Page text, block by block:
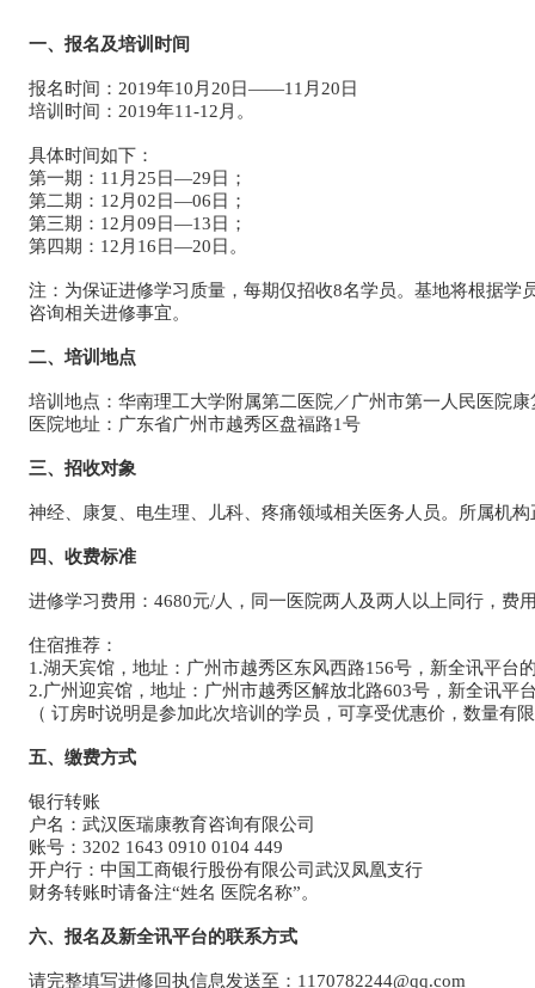
一、报名及培训时间
报名时间： 2019年10月20日——11月20日
培训时间： 2019年11-12月。
具体时间如下：
第一期： 11月25日—29日；
第二期： 12月02日—06日；
第三期： 12月09日—13日；
第四期： 12月16日—20日。
注： 为保证进修学习质量，每期仅招收8名学员。 基地将根据学
咨询相关进修事宜。
二、培训地点
培训地点： 华南理工大学附属第二医院／广州市第一人民医院康
医院地址： 广东省广州市越秀区盘福路1号
三、招收对象
神经、康复、电生理、儿科、疼痛领域相关医务人员。 所属机
四、收费标准
进修学习费用： 4680元/人，同一医院两人及两人以上同行，费
住宿推荐：
1.湖天宾馆，地址： 广州市越秀区东风西路156号，新全讯平台
2.广州迎宾馆，地址： 广州市越秀区解放北路603号，新全讯平
（ 订房时说明是参加此次培训的学员，可享受优惠价，数量有
五、缴费方式
银行转账
户名： 武汉医瑞康教育咨询有限公司
账号： 3202 1643 0910 0104 449
开户行： 中国工商银行股份有限公司武汉凤凰支行
财务转账时请备注“姓名 医院名称”。
六、报名及新全讯平台的联系方式
请完整填写进修回执信息发送至： 1170782244@qq.com